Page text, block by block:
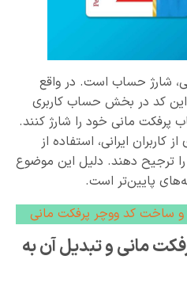
شارژ حساب است. در واقع
این کد در بخش حساب کاربری
پرفکت مانی خود را شارژ کنند.
ایرانی، استفاده از
ترجیح دهند. دلیل این موضوع
پایین‌تر است.
و ساخت کد ووچر پرفکت مانی
مانی و تبدیل آن به